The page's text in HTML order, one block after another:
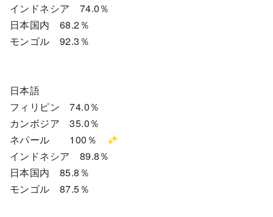
インドネシア 74.0％
日本国内 68.2％
モンゴル 92.3％
日本語
フィリピン 74.0％
カンボジア 35.0％
ネパール 100％
インドネシア 89.8％
日本国内 85.8％
モンゴル 87.5％